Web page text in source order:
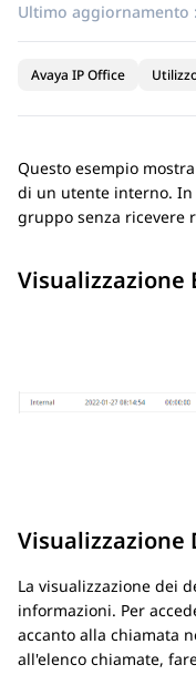
Ultimo aggiornamento :
Avaya IP Office
Questo esempio
di un utente interno. In
gruppo senza ricevere
Visualizzazione
Visualizzazione
La visualizzazione dei
informazioni. Per
accanto alla chiamata
all'elenco chiamate,